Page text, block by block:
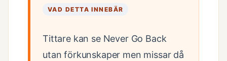
VAD DETTA INNEBÄR
Tittare kan se Never Go Back
utan förkunskaper men missar då